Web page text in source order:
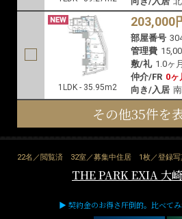
1LDK - 35.95m2
203,000
部屋番号
管理費
敷/礼 1.0ヶ月
仲介/FR 0ヶ
向き/入居
その他35件を
22名／閲覧済 32室／募集中住居 1枚／登録
THE PARK EXIA 大崎
▶ 契約金のお得さ圧倒的。比べて